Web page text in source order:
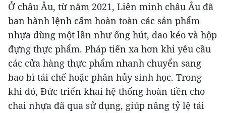
Ở châu Âu, từ năm 2021, Liên minh châu Âu đã
ban hành lệnh cấm hoàn toàn các sản phẩm
nhựa dùng một lần như ống hút, dao kéo và hộp
đựng thực phẩm. Pháp tiến xa hơn khi yêu cầu
các cửa hàng thực phẩm nhanh chuyển sang
bao bì tái chế hoặc phân hủy sinh học. Trong
khi đó, Đức triển khai hệ thống hoàn tiền cho
chai nhựa đã qua sử dụng, giúp nâng tỷ lệ tái